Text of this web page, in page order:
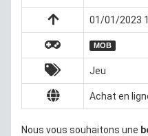
01/01/2023
MOB
Jeu
Achat en
Nous vous souhaitons une